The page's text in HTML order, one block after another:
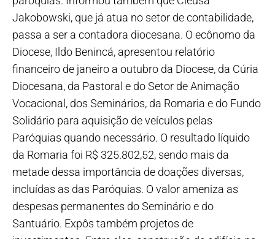
Jakobowski, que já atua no setor de contabilidade,
passa a ser a contadora diocesana. O ecônomo da
Diocese, Ildo Benincá, apresentou relatório
financeiro de janeiro a outubro da Diocese, da Cúria
Diocesana, da Pastoral e do Setor de Animação
Vocacional, dos Seminários, da Romaria e do Fundo
Solidário para aquisição de veículos pelas
Paróquias quando necessário. O resultado líquido
da Romaria foi R$ 325.802,52, sendo mais da
metade dessa importância de doações diversas,
incluídas as das Paróquias. O valor ameniza as
despesas permanentes do Seminário e do
Santuário. Expôs também projetos de